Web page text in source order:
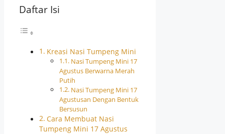
Daftar Isi
Kreasi Nasi Tumpeng Mini
Nasi Tumpeng Mini 17
Agustus Berwarna Merah
Putih
Nasi Tumpeng Mini 17
Agustusan Dengan Bentuk
Bersusun
Cara Membuat Nasi
Tumpeng Mini 17 Agustus